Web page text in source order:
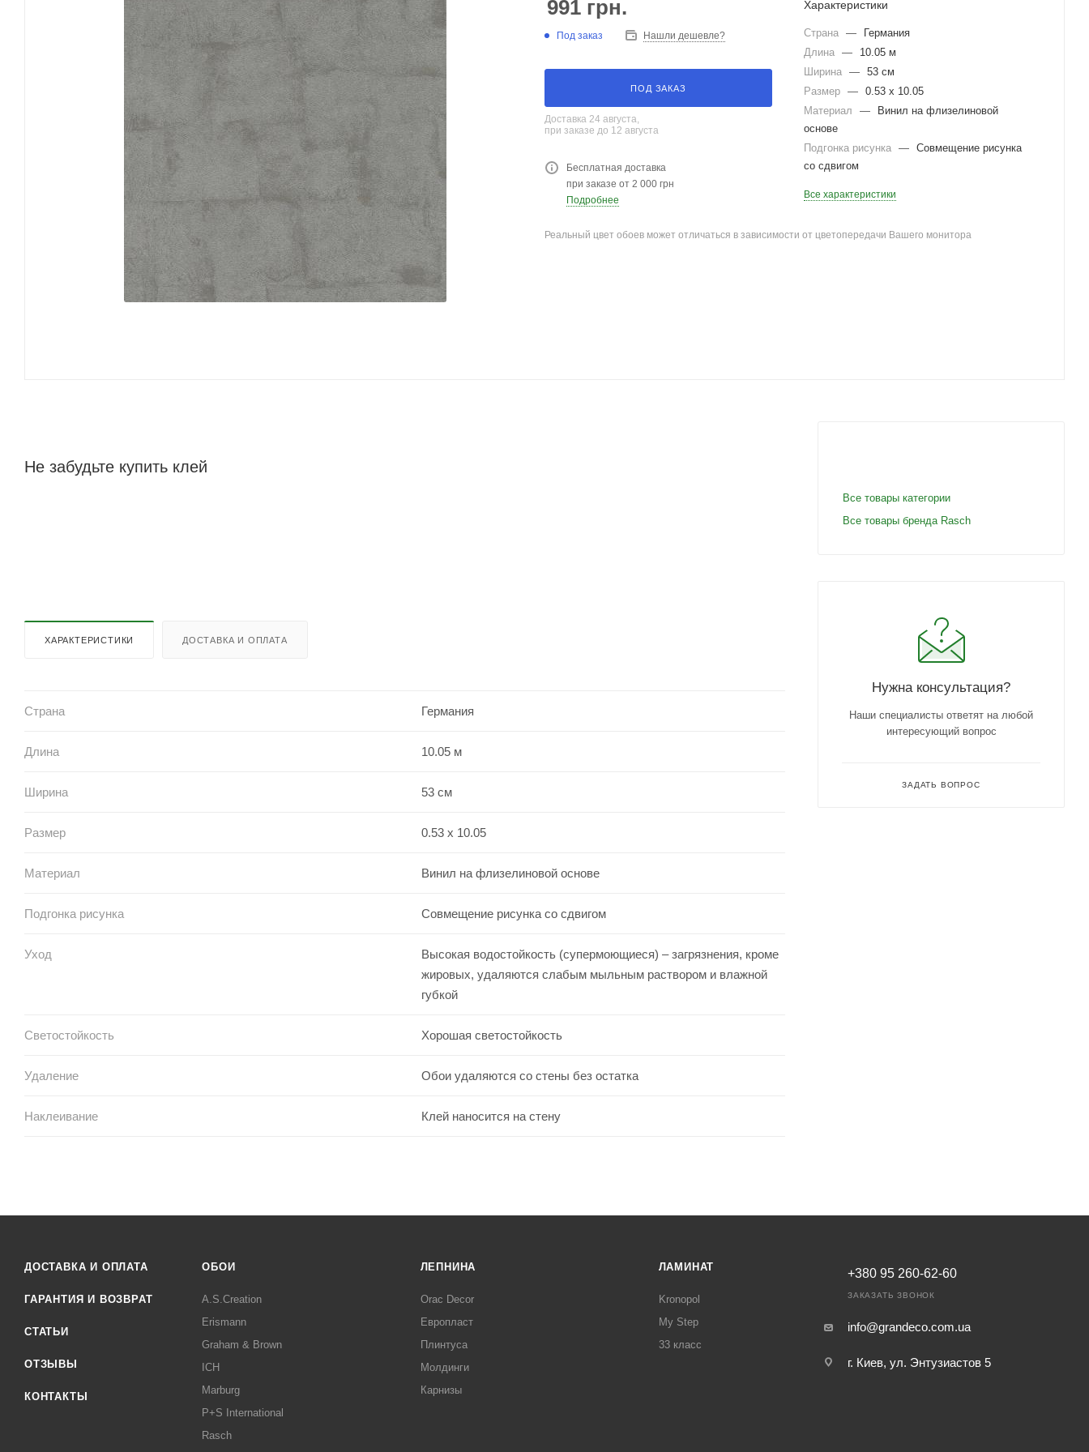
991 грн.
Под заказ Нашли дешевле?
ПОД ЗАКАЗ
Доставка 24 августа,
при заказе до 12 августа
Бесплатная доставка
при заказе от 2 000 грн
Подробнее
Характеристики
Страна —
Германия
Длина —
10.05 м
Ширина — 53 см
Размер — 0.53 x 10.05
Материал
—
Винил на флизелиновой
основе
Подгонка рисунка — Совмещение рисунка
со сдвигом
Все характеристики
Реальный цвет обоев может отличаться в зависимости от цветопередачи Вашего монитора
Не забудьте купить клей
ХАРАКТЕРИСТИКИ ДОСТАВКА И ОПЛАТА
Страна Германия
Длина 10.05 м
Ширина 53 см
Размер 0.53 x 10.05
Материал Винил на флизелиновой основе
Подгонка рисунка Совмещение рисунка со сдвигом
Уход
Высокая водостойкость (супермоющиеся) – загрязнения, кроме
жировых, удаляются слабым мыльным раствором и влажной
губкой
Светостойкость Хорошая светостойкость
Удаление Обои удаляются со стены без остатка
Наклеивание Клей наносится на стену
Все товары категории
Все товары бренда Rasch
Нужна консультация?
Наши специалисты ответят на любой
интересующий вопрос
ЗАДАТЬ ВОПРОС
ДОСТАВКА И ОПЛАТА
ГАРАНТИЯ И ВОЗВРАТ
СТАТЬИ
ОТЗЫВЫ
КОНТАКТЫ
ОБОИ
A.S.Creation
Erismann
Graham & Brown
ICH
Marburg
P+S International
Rasch
ЛЕПНИНА
Orac Decor
Европласт
Плинтуса
Молдинги
Карнизы
ЛАМИНАТ
Kronopol
My Step
33 класс
+380 95 260-62-60
ЗАКАЗАТЬ ЗВОНОК
info@grandeco.com.ua
г. Киев, ул. Энтузиастов 5